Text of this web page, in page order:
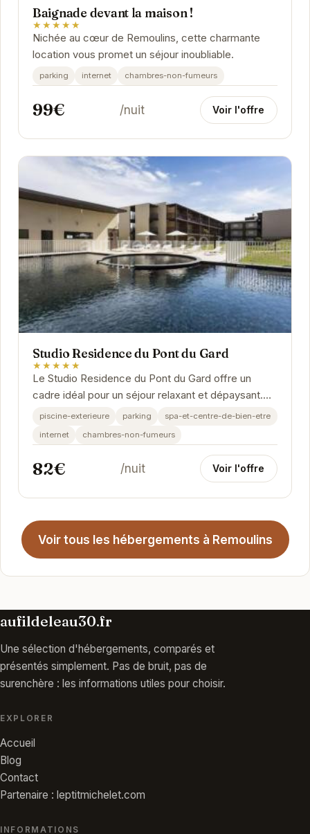
Baignade devant la maison !
★★★★★
Nichée au cœur de Remoulins, cette charmante
location vous promet un séjour inoubliable.
parking internet chambres-non-fumeurs
99€ /nuit Voir l'offre
Studio Residence du Pont du Gard
★★★★★
Le Studio Residence du Pont du Gard offre un
cadre idéal pour un séjour relaxant et dépaysant.
Situé à proximité du célèbre Pont du Gard,...
piscine-exterieure parking
spa-et-centre-de-bien-etre
internet
chambres-non-fumeurs
82€ /nuit Voir l'offre
Voir tous les hébergements à Remoulins
aufildeleau30.fr
Une sélection d'hébergements, comparés et
présentés simplement. Pas de bruit, pas de
surenchère : les informations utiles pour choisir.
EXPLORER
Accueil
Blog
Contact
Partenaire : leptitmichelet.com
INFORMATIONS